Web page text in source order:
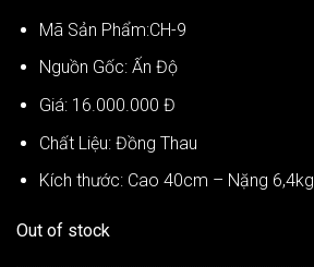
Mã Sản Phẩm:CH-9
Nguồn Gốc: Ấn Độ
Giá: 16.000.000 Đ
Chất Liệu: Đồng Thau
Kích thước: Cao 40cm – Nặng 6,4kg
Out of stock